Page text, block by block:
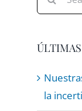
for:
la